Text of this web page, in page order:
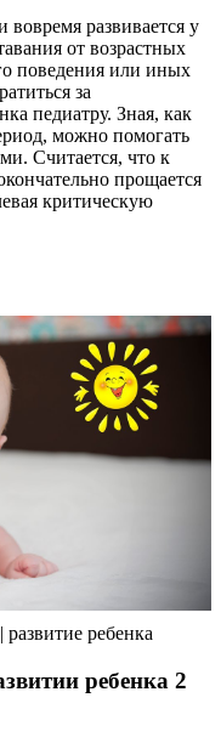
развивается у
от возрастных
поведения или иных
за
педиатру. Зная, как
можно помогать
Считается, что к
прощается
критическую
ребенка
ребенка 2